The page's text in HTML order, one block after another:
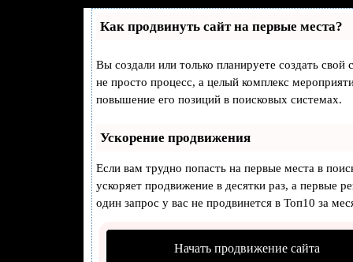
Как продвинуть сайт на первые места?
Вы создали или только планируете создать свой
не просто процесс, а целый комплекс
повышение его позиций в поисковых системах.
Ускорение продвижения
Если вам трудно попасть на первые места в
ускоряет продвижение в десятки раз, а первые
один запрос у вас не продвинется в Топ10 за
Начать продвижение сайта